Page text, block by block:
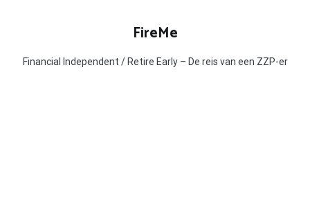
FireMe
Financial Independent / Retire Early – De reis van een ZZP-er